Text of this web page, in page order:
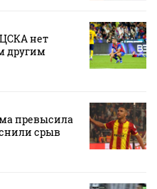
ЦСКА нет
другим
превысила
срыв